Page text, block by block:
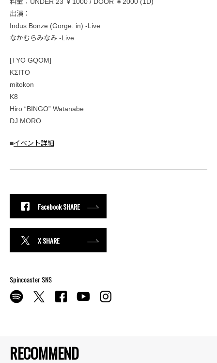
RECOMMEND
出演：
Indus Bonze (Gorge. in) -Live
なかむらみなみ -Live
[TYO GQOM]
KΣITO
mitokon
K8
Hiro “BINGO” Watanabe
DJ MORO
■イベント詳細
Facebook SHARE
X SHARE
Spincoaster SNS